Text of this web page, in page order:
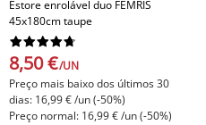
Estore enrolável duo FEMRIS
45x180cm taupe






8,50 €/UN
Preço mais baixo dos últimos 30
dias: 16,99 € /un (-50%)
Preço normal: 16,99 € /un (-50%)